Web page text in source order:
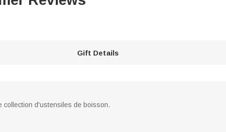
Gift Details
collection d'ustensiles de boisson.